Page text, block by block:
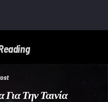
Για Την Ταινία